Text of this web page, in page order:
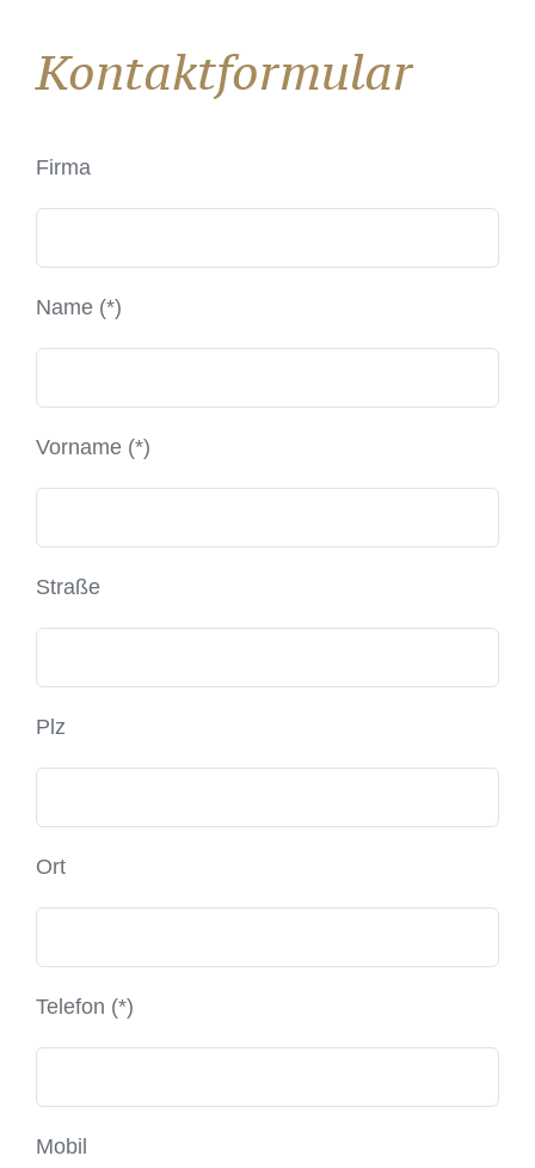
Kontaktformular
Firma
Name (*)
Vorname (*)
Straße
Plz
Ort
Telefon (*)
Mobil